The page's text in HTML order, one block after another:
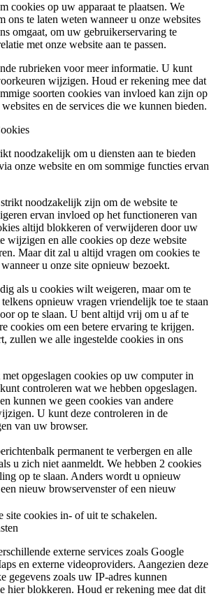
cookies op uw apparaat te plaatsen. We
ons te laten weten wanneer u onze websites
omgaat, om uw gebruikerservaring te
met onze website aan te passen.
rubrieken voor meer informatie. U kunt
wijzigen. Houd er rekening mee dat
soorten cookies van invloed kan zijn op
en de services die we kunnen bieden.
noodzakelijk om u diensten aan te bieden
onze website en om sommige functies ervan
noodzakelijk zijn om de website te
ervan invloed op het functioneren van
altijd blokkeren of verwijderen door uw
wijzigen en alle cookies op deze website
Maar dit zal u altijd vragen om cookies te
u onze site opnieuw bezoekt.
als u cookies wilt weigeren, maar om te
opnieuw vragen vriendelijk toe te staan
op te slaan. U bent altijd vrij om u af te
cookies om een betere ervaring te krijgen.
zullen we alle ingestelde cookies in ons
opgeslagen cookies op uw computer in
controleren wat we hebben opgeslagen.
kunnen we geen cookies van andere
U kunt deze controleren in de
van uw browser.
permanent te verbergen en alle
u zich niet aanmeldt. We hebben 2 cookies
op te slaan. Anders wordt u opnieuw
nieuw browservenster of een nieuw
site cookies in- of uit te schakelen.
externe services zoals Google
en externe videoproviders. Aangezien deze
gegevens zoals uw IP-adres kunnen
hier blokkeren. Houd er rekening mee dat dit